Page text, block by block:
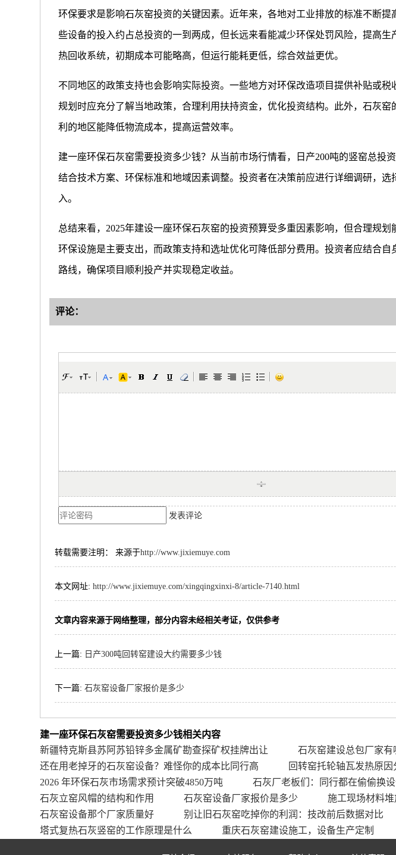
环保要求是影响石灰窑投资的关键因素。近年来，各地对工业排放的标准不断
些设备的投入约占总投资的一到两成，但长远来看能减少环保处罚风险，提高
热回收系统，初期成本可能略高，但运行能耗更低，综合效益更优。
不同地区的政策支持也会影响实际投资。一些地方对环保改造项目提供补贴或
规划时应充分了解当地政策，合理利用扶持资金，优化投资结构。此外，石灰
利的地区能降低物流成本，提高运营效率。
建一座环保石灰窑需要投资多少钱？从当前市场行情看，日产200吨的竖窑总投
结合技术方案、环保标准和地域因素调整。投资者在决策前应进行详细调研，
入。
总结来看，2025年建设一座环保石灰窑的投资预算受多重因素影响，但合理规
环保设施是主要支出，而政策支持和选址优化可降低部分费用。投资者应结合
路线，确保项目顺利投产并实现稳定收益。
评论：
发表评论
转载需要注明： 来源于http://www.jixiemuye.com
本文网址:http://www.jixiemuye.com/xingqingxinxi-8/article-7140.html
文章内容来源于网络整理，部分内容未经相关考证，仅供参考
上一篇: 日产300吨回转窑建设大约需要多少钱
下一篇:石灰窑设备厂家报价是多少
建一座环保石灰窑需要投资多少钱相关内容
新疆特克斯县苏阿苏铅锌多金属矿勘查探矿权挂牌出让
石灰窑建设总包厂家有
还在用老掉牙的石灰窑设备？难怪你的成本比同行高
回转窑托轮轴瓦发热原因
2026 年环保石灰市场需求预计突破4850万吨
石灰厂老板们：同行都在偷偷换
石灰立窑风帽的结构和作用
石灰窑设备厂家报价是多少 施工现场材料
石灰窑设备那个厂家质量好
别让旧石灰窑吃掉你的利润：技改前后数据对比
塔式复热石灰竖窑的工作原理是什么
重庆石灰窑建设施工，设备生产定制